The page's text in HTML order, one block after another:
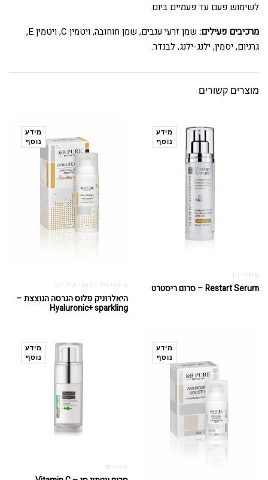
לשימוש פעם עד פעמיים ביום.
מרכיבים פעילים:
שמן זרעי ענבים, שמן חוחובה, ויטמין C, ויטמין E,
גרניום, יסמין, ילנג-ילנג, לבנדר.
מוצרים קשורים
מידע
נוסף
מוצרי נון
Restart Serum – סרום ריסטרט
מידע
נוסף
סימני גיל - אנטי אייג'ינג
היאלרוניק פלוס הגרסה הנוצצת –
Hyaluronic+ sparkling
מידע
נוסף
מידע
נוסף
סרומים